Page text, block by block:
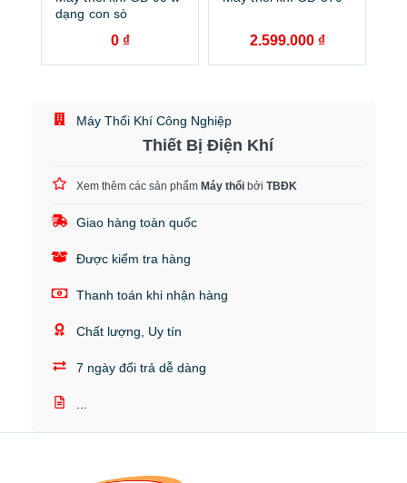
dạng con sò
0 ₫ 2.599.000 ₫
Máy Thổi Khí Công Nghiệp
Thiết Bị Điện Khí
Xem thêm các sản phẩm Máy thổi bởi TBĐK
Giao hàng toàn quốc
Được kiểm tra hàng
Thanh toán khi nhận hàng
Chất lượng, Uy tín
7 ngày đổi trả dễ dàng